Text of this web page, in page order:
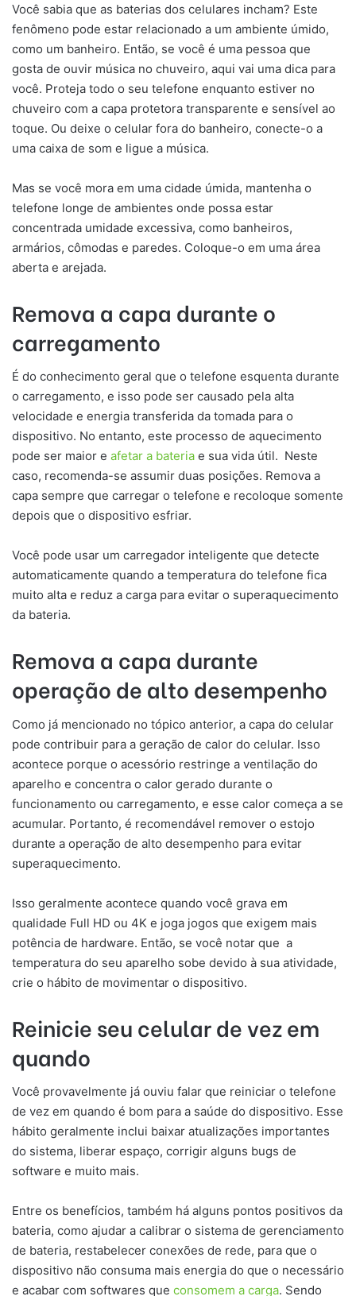
Você sabia que as baterias dos celulares incham? Este
fenômeno pode estar relacionado a um ambiente úmido,
como um banheiro. Então, se você é uma pessoa que
gosta de ouvir música no chuveiro, aqui vai uma dica para
você. Proteja todo o seu telefone enquanto estiver no
chuveiro com a capa protetora transparente e sensível ao
toque. Ou deixe o celular fora do banheiro, conecte-o a
uma caixa de som e ligue a música.
Mas se você mora em uma cidade úmida, mantenha o
telefone longe de ambientes onde possa estar
concentrada umidade excessiva, como banheiros,
armários, cômodas e paredes. Coloque-o em uma área
aberta e arejada.
Remova a capa durante o
carregamento
É do conhecimento geral que o telefone esquenta durante
o carregamento, e isso pode ser causado pela alta
velocidade e energia transferida da tomada para o
dispositivo. No entanto, este processo de aquecimento
pode ser maior e afetar a bateria e sua vida útil. Neste
caso, recomenda-se assumir duas posições. Remova a
capa sempre que carregar o telefone e recoloque somente
depois que o dispositivo esfriar.
Você pode usar um carregador inteligente que detecte
automaticamente quando a temperatura do telefone fica
muito alta e reduz a carga para evitar o superaquecimento
da bateria.
Remova a capa durante
operação de alto desempenho
Como já mencionado no tópico anterior, a capa do celular
pode contribuir para a geração de calor do celular. Isso
acontece porque o acessório restringe a ventilação do
aparelho e concentra o calor gerado durante o
funcionamento ou carregamento, e esse calor começa a se
acumular. Portanto, é recomendável remover o estojo
durante a operação de alto desempenho para evitar
superaquecimento.
Isso geralmente acontece quando você grava em
qualidade Full HD ou 4K e joga jogos que exigem mais
potência de hardware. Então, se você notar que a
temperatura do seu aparelho sobe devido à sua atividade,
crie o hábito de movimentar o dispositivo.
Reinicie seu celular de vez em
quando
Você provavelmente já ouviu falar que reiniciar o telefone
de vez em quando é bom para a saúde do dispositivo. Esse
hábito geralmente inclui baixar atualizações importantes
do sistema, liberar espaço, corrigir alguns bugs de
software e muito mais.
Entre os benefícios, também há alguns pontos positivos da
bateria, como ajudar a calibrar o sistema de gerenciamento
de bateria, restabelecer conexões de rede, para que o
dispositivo não consuma mais energia do que o necessário
e acabar com softwares que consomem a carga. Sendo